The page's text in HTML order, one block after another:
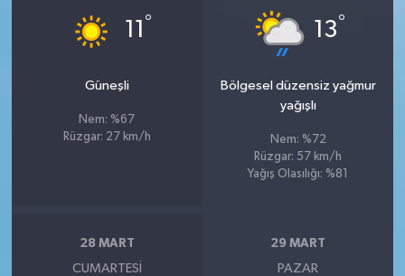
11 °
Güneşli
Nem: %67
Rüzgar: 27 km/h
13°
Bölgesel düzensiz yağmur
yağışlı
Nem: %72
Rüzgar: 57 km/h
Yağış Olasılığı: %81
28 MART
CUMARTESI
29 MART
PAZAR